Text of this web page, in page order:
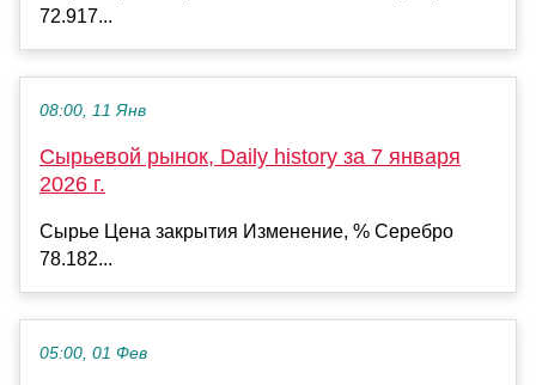
72.917...
08:00, 11 Янв
Сырьевой рынок, Daily history за 7 января
2026 г.
Сырье Цена закрытия Изменение, % Серебро
78.182...
05:00, 01 Фев